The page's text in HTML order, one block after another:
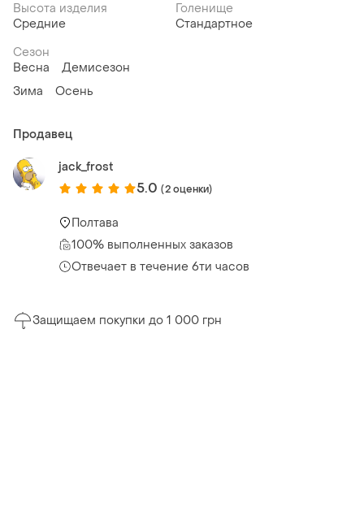
Высота изделия
Средние
Голенище
Стандартное
Сезон
Весна
Демисезон
Зима
Осень
Продавец
jack_frost
5.0 (2 оценки)
Полтава
100% выполненных заказов
Отвечает в течение 6ти часов
Защищаем покупки до 1 000 грн